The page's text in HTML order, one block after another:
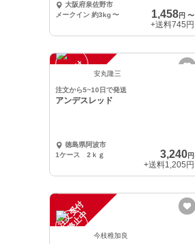
大阪府泉佐野市
メークイン 約3kg〜 1,458円 〜
+送料745円
注
文
受
付
停
止
中 安丸隆三
注文から5~10日で発送
アンデスレッド
徳島県阿波市
1ケース 2ｋｇ
3,240円
+送料1,205円
注
文
受
付
停
止
中
今枝稚加良